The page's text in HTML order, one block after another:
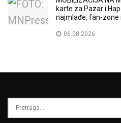
karte za Pazar i
najmlađe, fan-zone
06.08.2026